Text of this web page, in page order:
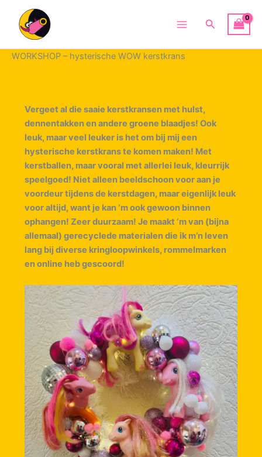
inhoud
Menu
Zoeken
WORKSHOP – hysterische WOW kerstkrans
Vergeet al die saaie kerstkransen met hulst,
dennentakken en andere groene blaadjes! Ook
leuk, maar veel leuker is het om bij mij een
hysterische kerstkrans te komen maken! Met
kerstballen, maar vooral met allerlei leuk, kleurrijk
speelgoed! Niet alleen beeldschoon voor aan je
voordeur tijdens de kerstdagen, maar eigenlijk leuk
voor altijd, want je kan ‘m ook gewoon binnen
ophangen! Zeer duurzaam! Je maakt ‘m van (bijna
allemaal) gerecyclede materialen die ik m’n leven
lang bij diverse kringloopwinkels, rommelmarken
en online heb gescoord!